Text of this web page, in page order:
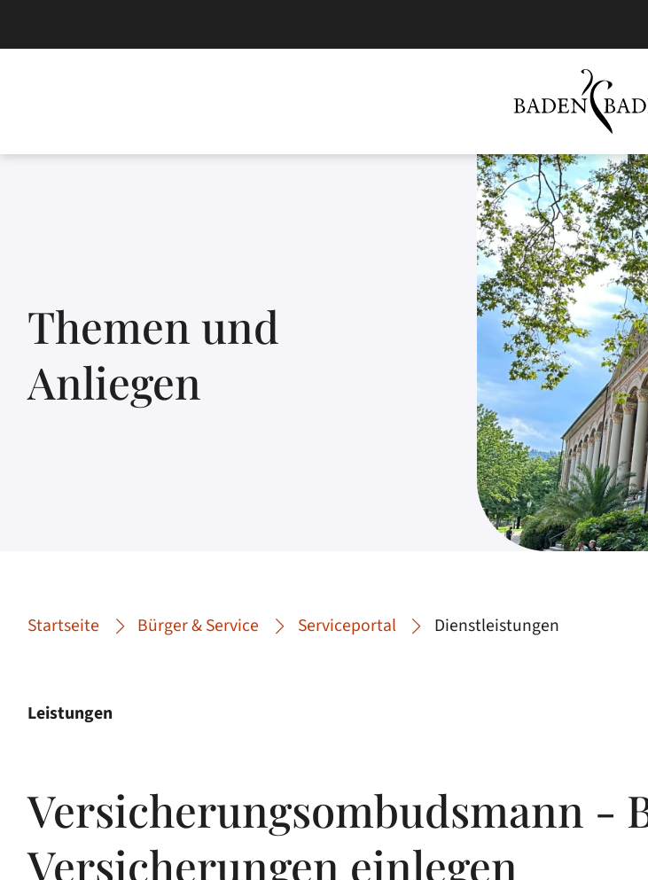
Themen und
Anliegen
Startseite Bürger & Service Serviceportal Dienstleistungen
Leistungen
Versicherungsombudsmann -
Versicherungen einlegen